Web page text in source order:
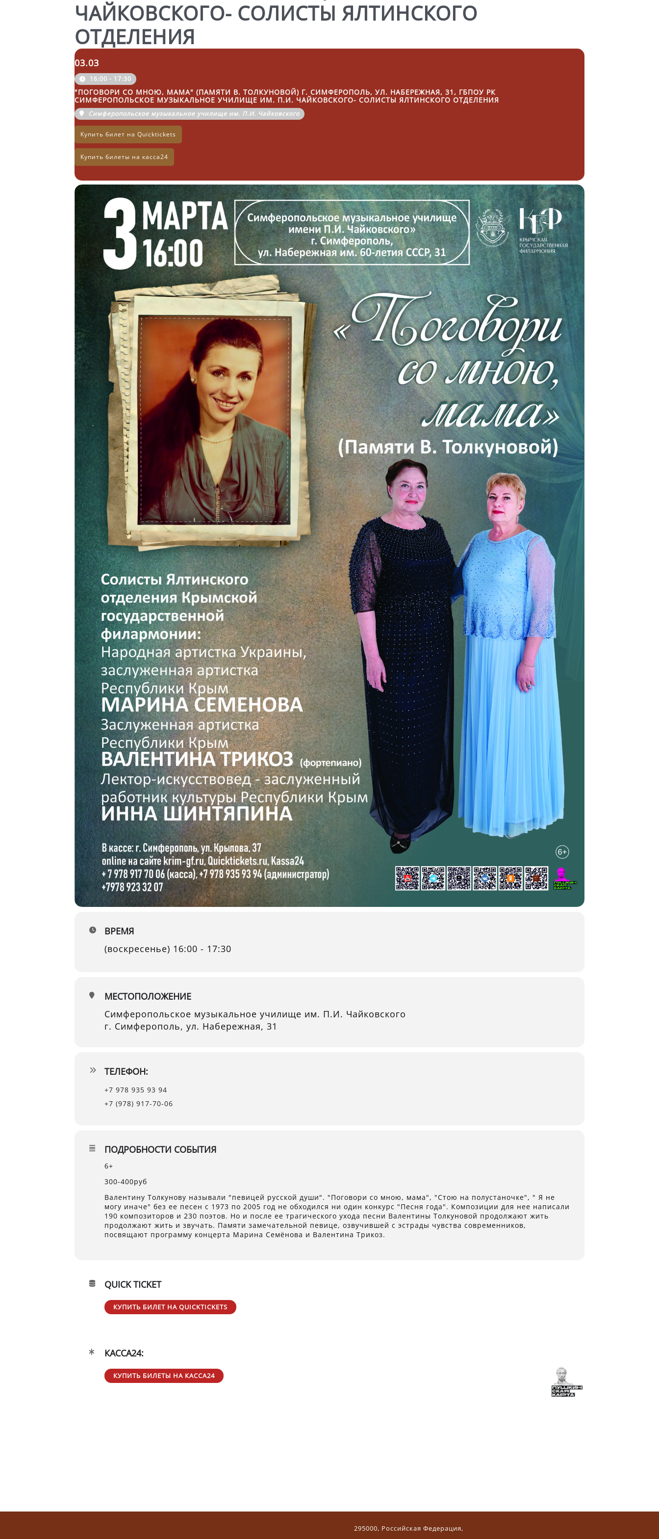
ЧАЙКОВСКОГО- СОЛИСТЫ ЯЛТИНСКОГО
ОТДЕЛЕНИЯ
03.03
16:00 - 17:30
"ПОГОВОРИ СО МНОЮ, МАМА" (ПАМЯТИ В. ТОЛКУНОВОЙ) Г. СИМФЕРОПОЛЬ, УЛ. НАБЕРЕЖНАЯ, 31, ГБПОУ РК
СИМФЕРОПОЛЬСКОЕ МУЗЫКАЛЬНОЕ УЧИЛИЩЕ ИМ. П.И. ЧАЙКОВСКОГО- СОЛИСТЫ ЯЛТИНСКОГО ОТДЕЛЕНИЯ
Симферопольское музыкальное училище им. П.И. Чайковского
Купить билет на Quicktickets
Купить билеты на касса24
ВРЕМЯ
(воскресенье) 16:00 - 17:30
МЕСТОПОЛОЖЕНИЕ
Симферопольское музыкальное училище им. П.И. Чайковского
г. Симферополь, ул. Набережная, 31
ТЕЛЕФОН:
+7 978 935 93 94
+7 (978) 917-70-06
ПОДРОБНОСТИ СОБЫТИЯ
6+
300-400руб
Валентину Толкунову называли "певицей русской души". "Поговори со мною, мама", "Стою на полустаночке", " Я не
могу иначе" без ее песен с 1973 по 2005 год не обходился ни один конкурс "Песня года". Композиции для нее написали
190 композиторов и 230 поэтов. Но и после ее трагического ухода песни Валентины Толкуновой продолжают жить
продолжают жить и звучать. Памяти замечательной певице, озвучившей с эстрады чувства современников,
посвящают программу концерта Марина Семёнова и Валентина Трикоз.
QUICK TICKET
КУПИТЬ БИЛЕТ НА QUICKTICKETS
КАССА24:
КУПИТЬ БИЛЕТЫ НА КАССА24
295000, Российская Федерация,